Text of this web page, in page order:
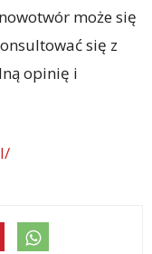
może się
się z
opinię i